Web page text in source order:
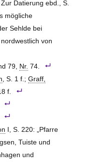
Datierung ebd., S.
mögliche
Sehlde bei
von
79, Nr. 74.
, S. 1 f.; Graff,
f.
I, S. 220: „Pfarre
Tuiste und
und